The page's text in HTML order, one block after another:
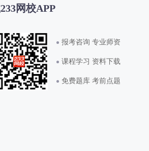
网校APP
报考咨询 专业师资
课程学习 资料下载
免费题库 考前点题